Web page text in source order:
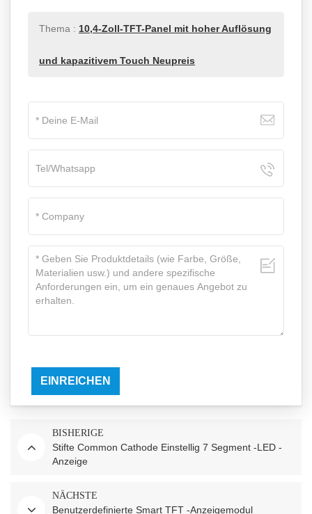
Thema : 10,4-Zoll-TFT-Panel mit hoher Auflösung
und kapazitivem Touch Neupreis
EINREICHEN
BISHERIGE
Stifte Common Cathode Einstellig 7 Segment -LED -
Anzeige
NÄCHSTE
Benutzerdefinierte Smart TFT -Anzeigemodul